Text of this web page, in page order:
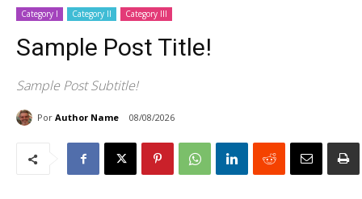
Category I Category II Category III
Sample Post Title!
Sample Post Subtitle!
Por Author Name 08/08/2026